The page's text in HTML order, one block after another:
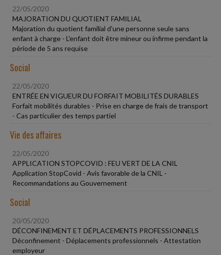
22/05/2020
MAJORATION DU QUOTIENT FAMILIAL
Majoration du quotient familial d'une personne seule sans
enfant à charge - L'enfant doit être mineur ou infirme pendant la
période de 5 ans requise
Social
22/05/2020
ENTRÉE EN VIGUEUR DU FORFAIT MOBILITÉS DURABLES
Forfait mobilités durables - Prise en charge de frais de transport
- Cas particulier des temps partiel
Vie des affaires
22/05/2020
APPLICATION STOPCOVID : FEU VERT DE LA CNIL
Application StopCovid - Avis favorable de la CNIL -
Recommandations au Gouvernement
Social
20/05/2020
DÉCONFINEMENT ET DÉPLACEMENTS PROFESSIONNELS
Déconfinement - Déplacements professionnels - Attestation
employeur